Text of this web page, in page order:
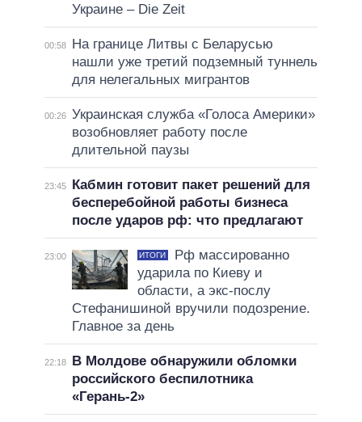
Украине – Die Zeit
00:58
На границе Литвы с Беларусью
нашли уже третий подземный туннель
для нелегальных мигрантов
00:26 Украинская служба «Голоса Америки»
возобновляет работу после
длительной паузы
23:45
Кабмин готовит пакет решений для
бесперебойной работы бизнеса
после ударов рф: что предлагают
23:00 ИТОГИ
Рф массированно
ударила по Киеву и
области, а экс-послу
Стефанишиной вручили подозрение.
Главное за день
22:18
В Молдове обнаружили обломки
российского беспилотника
«Герань-2»